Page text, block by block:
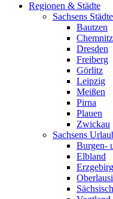
Regionen & Städte
Sachsens Städte
Bautzen
Chemnitz
Dresden
Freiberg
Görlitz
Leipzig
Meißen
Pirna
Plauen
Zwickau
Sachsens
Burgen-
Elbland